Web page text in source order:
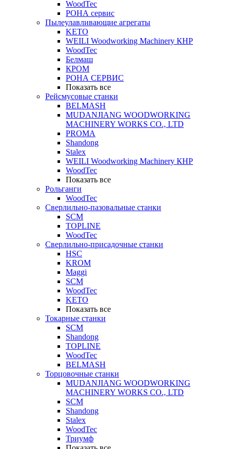
WoodTec
РОНА сервис
Пылеулавливающие агрегаты
KETO
WEILI Woodworking Machinery КНР
WoodTec
Белмаш
КРОМ
РОНА СЕРВИС
Показать все
Рейсмусовые станки
BELMASH
MUDANJIANG WOODWORKING
MACHINERY WORKS CO., LTD
PROMA
Shandong
Stalex
WEILI Woodworking Machinery КНР
WoodTec
Показать все
Рольганги
WoodTec
Сверлильно-пазовальные станки
SCM
TOPLINE
WoodTec
Сверлильно-присадочные станки
HSC
KROM
Maggi
SCM
WoodTec
KETO
Показать все
Токарные станки
SCM
Shandong
TOPLINE
WoodTec
BELMASH
Торцовочные станки
MUDANJIANG WOODWORKING
MACHINERY WORKS CO., LTD
SCM
Shandong
Stalex
WoodTec
Триумф